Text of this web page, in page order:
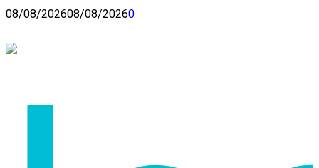
08/08/202608/08/20260